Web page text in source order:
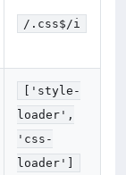
/.css$/i
['style-
loader',
'css-
loader']